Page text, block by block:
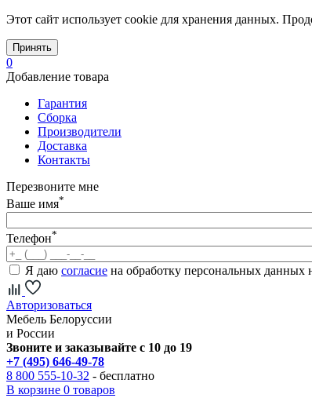
Этот сайт использует cookie для хранения данных.
Принять
0
Добавление товара
Гарантия
Сборка
Производители
Доставка
Контакты
Перезвоните мне
Ваше имя*
Телефон*
Я даю согласие на обработку персональных данных
Авторизоваться
Мебель Белоруссии
и России
Звоните и заказывайте с 10 до 19
+7 (495) 646-49-78
8 800 555-10-32 - бесплатно
В корзине 0 товаров